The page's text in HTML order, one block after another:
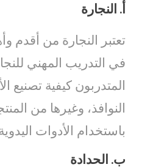
أ. النجارة
تعتبر النجارة من أقدم
في التدريب المهني
المتدربون كيفية تصنيع
النوافذ، وغيرها من
باستخدام الأدوات
ب. الحدادة